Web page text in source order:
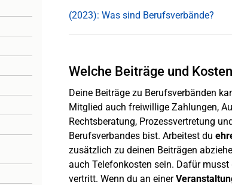
(2023): Was sind Berufsverbände?
Welche Beiträge und
Deine Beiträge zu Berufsverbänden
Mitglied auch freiwillige Zahlungen,
Rechtsberatung, Prozessvertretung
Berufsverbandes bist. Arbeitest du
zusätzlich zu deinen Beiträgen
auch Telefonkosten sein. Dafür
vertritt. Wenn du an einer